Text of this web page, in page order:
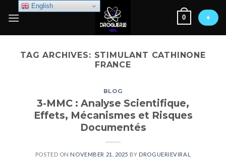
0 +
TAG ARCHIVES: STIMULANT CATHINONE
FRANCE
BLOG
3-MMC : Analyse Scientifique,
Effets, Mécanismes et Risques
Documentés
POSTED ON NOVEMBER 21, 2025 BY DROGUERIEVIRAL
English